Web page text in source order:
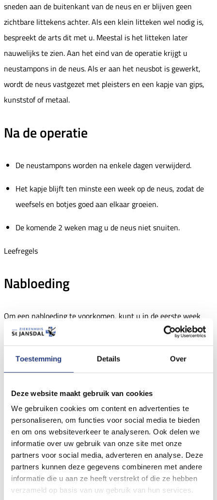
Toestemming Details Over
Deze website maakt gebruik van cookies
We gebruiken cookies om content en advertenties te
personaliseren, om functies voor social media te bieden
en om ons websiteverkeer te analyseren. Ook delen we
informatie over uw gebruik van onze site met onze
partners voor social media, adverteren en analyse. Deze
partners kunnen deze gegevens combineren met andere
informatie die u aan ze heeft verstrekt of die ze hebben
verzameld op basis van uw gebruik van hun services.
sneden aan de buitenkant van de neus en er blijven geen
zichtbare littekens achter. Als een klein litteken wel nodig is,
bespreekt de arts dit met u. Meestal is het litteken later
nauwelijks te zien. Aan het eind van de operatie krijgt u
neustampons in de neus. Als er aan het neusbot is gewerkt,
wordt de neus vastgezet met pleisters en een kapje van gips,
kunststof of metaal.
Na de operatie
De neustampons worden na enkele dagen verwijderd.
Het kapje blijft ten minste een week op de neus, zodat de
weefsels en botjes goed aan elkaar groeien.
De komende 2 weken mag u de neus niet snuiten.
Leefregels
Nabloeding
Om een nabloeding te voorkomen, kunt u in de eerste week
het volgende doen:
Douche of neem een bad met lauw water.
Ga niet naar de sauna of zonnebank.
Drink geen frisdrank.
Drink geen alcohol en rook niet.
Kom de eerste drie dagen niet in de zon of draag een
zonnehoed